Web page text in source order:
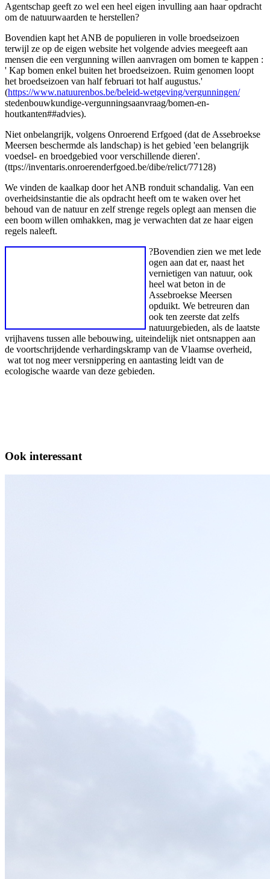
Agentschap geeft zo wel een heel eigen invulling aan haar opdracht
om de natuurwaarden te herstellen?
Bovendien kapt het ANB de populieren in volle broedseizoen
terwijl ze op de eigen website het volgende advies meegeeft aan
mensen die een vergunning willen aanvragen om bomen te kappen :
' Kap bomen enkel buiten het broedseizoen. Ruim genomen loopt
het broedseizoen van half februari tot half augustus.'
(https://www.natuurenbos.be/beleid-wetgeving/vergunningen/
stedenbouwkundige-vergunningsaanvraag/bomen-en-
houtkanten##advies).
Niet onbelangrijk, volgens Onroerend Erfgoed (dat de Assebroekse
Meersen beschermde als landschap) is het gebied 'een belangrijk
voedsel- en broedgebied voor verschillende dieren'.
(ttps://inventaris.onroerenderfgoed.be/dibe/relict/77128)
We vinden de kaalkap door het ANB ronduit schandalig. Van een
overheidsinstantie die als opdracht heeft om te waken over het
behoud van de natuur en zelf strenge regels oplegt aan mensen die
een boom willen omhakken, mag je verwachten dat ze haar eigen
regels naleeft.
?Bovendien zien we met lede
ogen aan dat er, naast het
vernietigen van natuur, ook
heel wat beton in de
Assebroekse Meersen
opduikt. We betreuren dan
ook ten zeerste dat zelfs
natuurgebieden, als de laatste
vrijhavens tussen alle bebouwing, uiteindelijk niet ontsnappen aan
de voortschrijdende verhardingskramp van de Vlaamse overheid,
wat tot nog meer versnippering en aantasting leidt van de
ecologische waarde van deze gebieden.
Ook interessant